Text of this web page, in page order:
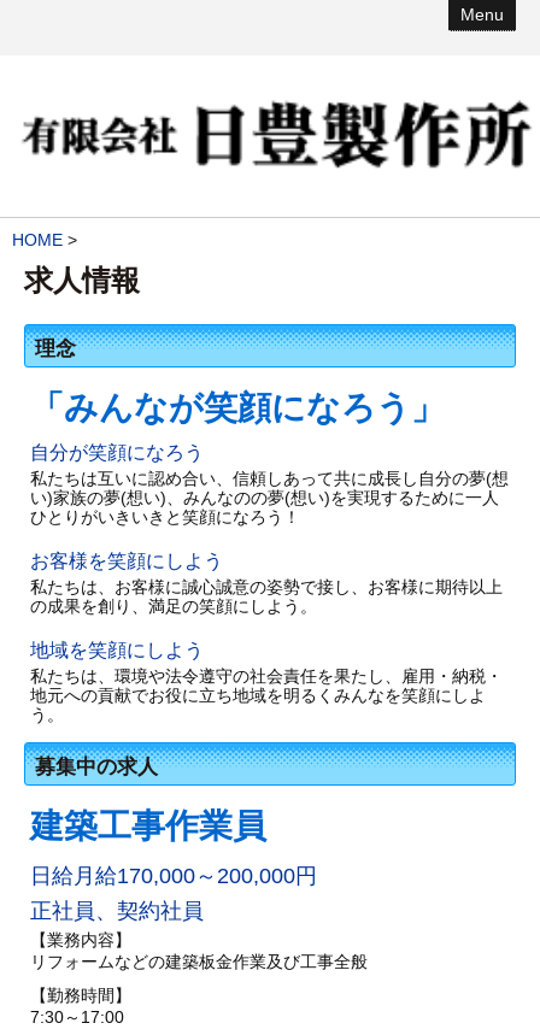
Menu
HOME >
求人情報
理念
「みんなが笑顔になろう」
自分が笑顔になろう
私たちは互いに認め合い、信頼しあって共に成長し自分の夢(想
い)家族の夢(想い)、みんなのの夢(想い)を実現するために一人
ひとりがいきいきと笑顔になろう！
お客様を笑顔にしよう
私たちは、お客様に誠心誠意の姿勢で接し、お客様に期待以上
の成果を創り、満足の笑顔にしよう。
地域を笑顔にしよう
私たちは、環境や法令遵守の社会責任を果たし、雇用・納税・
地元への貢献でお役に立ち地域を明るくみんなを笑顔にしよ
う。
募集中の求人
建築工事作業員
日給月給170,000～200,000円
正社員、契約社員
【業務内容】
リフォームなどの建築板金作業及び工事全般
【勤務時間】
7:30～17:00